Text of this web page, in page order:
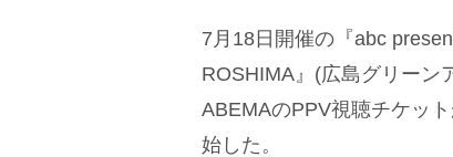
7月18日開催の『abc
ROSHIMA』(広島グリーン
ABEMAのPPV視聴チケッ
始した。